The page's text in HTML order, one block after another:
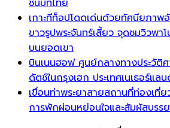
ชนบทไทย
เกาะทีท็อปโดดเด่นด้วยทัศนียภาพ
ขาวรูปพระจันทร์เสี้ยว จุดชมวิวพา
บนยอดเขา
บินเนนฮอฟ ศูนย์กลางทางประวัติ
ดัตช์ในกรุงเฮก ประเทศเนเธอร์แล
เขื่อนท่าพระยาสายสถานที่ท่องเที่
การพักผ่อนหย่อนใจและสัมผัสบรร